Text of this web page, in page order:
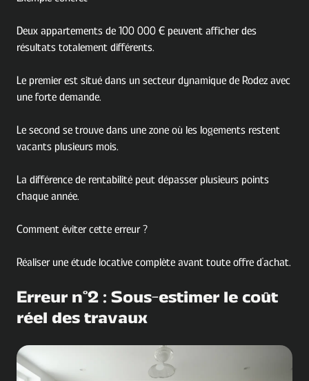
Deux appartements de 100 000 € peuvent afficher des
résultats totalement différents.
Le premier est situé dans un secteur dynamique de Rodez avec
une forte demande.
Le second se trouve dans une zone où les logements restent
vacants plusieurs mois.
La différence de rentabilité peut dépasser plusieurs points
chaque année.
Comment éviter cette erreur ?
Réaliser une étude locative complète avant toute offre d'achat.
Erreur n°2 : Sous-estimer le coût
réel des travaux